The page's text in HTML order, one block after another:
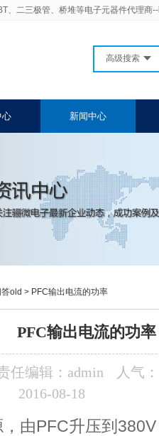
、二三极管、桥堆等电子元器件代理商
高级搜索
心 新闻中心
old > PFC输出电流的功率
PFC输出电流的功率
任编辑：admin
人气：
2016-08-18
由PFC升压到